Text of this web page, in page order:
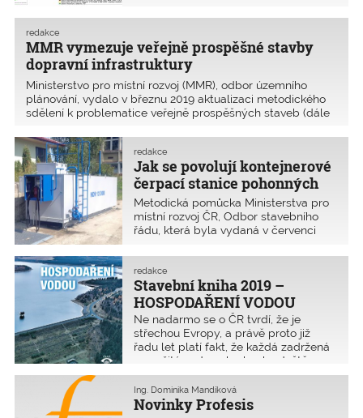
umístění větrných a solárních
podkladem a nenahrazuje správní
řízení.
MMR vymezuje veřejně prospěšné stavby
dopravní infrastruktury
redakce
Ministerstvo pro místní rozvoj (MMR), odbor územního
plánování, vydalo v březnu 2019 aktualizaci metodického
sdělení k problematice veřejně prospěšných staveb (dále
k jejich umisťování v koridorech vymezených územním
plánem (dále též ÚP) a mimo ně. Cílem je vyjasnit, jaké
části souboru staveb lze považovat za součást veřejně
prospěšné stavby.
Jak se povolují kontejnerové
čerpací stanice pohonných
hmot
redakce
Metodická pomůcka Ministerstva pro
místní rozvoj ČR, Odbor stavebního
řádu, která byla vydaná v červenci
samoobslužných kontejnerových
čerpacích stanic pohonných hmot.
V plném znění je ke stažení na konci
článku.
Stavební kniha 2019 –
HOSPODAŘENÍ VODOU
redakce
Ne nadarmo se o ČR tvrdí, že je
střechou Evropy, a právě proto již
řadu let platí fakt, že každá zadržená
a využitá voda nebo kapka deště na
našem území se s trochou nadsázky
řečeno „počítá“.
Novinky Profesis
Ing. Dominika Mandíková